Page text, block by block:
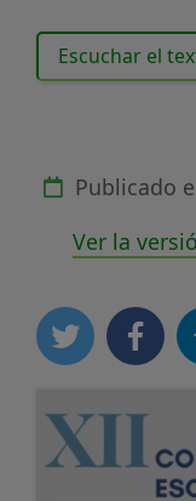
Escuchar el
Publicado
Ver la